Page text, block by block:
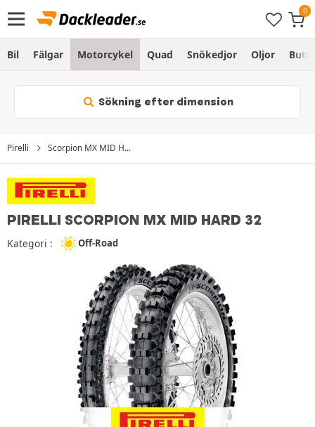
Bil Fälgar Motorcykel Quad Snökedjor Oljor Butik
Sökning efter dimension
Pirelli Scorpion MX MID H...
PIRELLI SCORPION MX MID HARD 32
Kategori : Off-Road